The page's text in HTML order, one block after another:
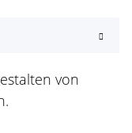
von